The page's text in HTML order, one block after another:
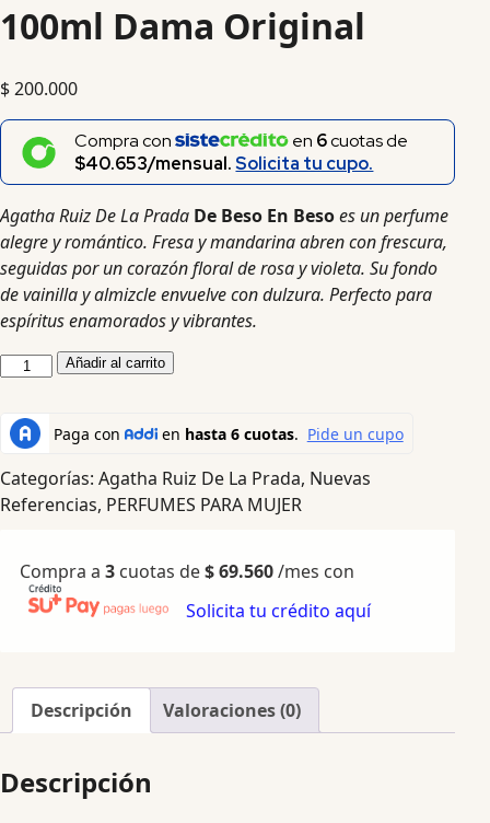
100ml Dama Original
$200.000
Compra con en 6cuotas de
$40.653/mensual.Solicita tu cupo.
Agatha Ruiz De La Prada De Beso En Besoes un perfume
alegre y romántico. Fresa y mandarina abren con frescura,
seguidas por un corazón floral de rosa y violeta. Su fondo
de vainilla y almizcle envuelve con dulzura. Perfecto para
espíritus enamorados y vibrantes.
Añadir al carrito
Categorías: Agatha Ruiz De La Prada, Nuevas
Referencias, PERFUMES PARA MUJER
Compra a 3 cuotas de$69.560/mes con
Solicita tu crédito aquí
Descripción Valoraciones (0)
Descripción